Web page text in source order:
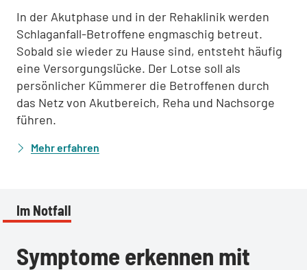
In der Akutphase und in der Rehaklinik werden
Schlaganfall-Betroffene engmaschig betreut.
Sobald sie wieder zu Hause sind, entsteht häufig
eine Versorgungslücke. Der Lotse soll als
persönlicher Kümmerer die Betroffenen durch
das Netz von Akutbereich, Reha und Nachsorge
führen.
Mehr erfahren
Im Notfall
Symptome erkennen mit